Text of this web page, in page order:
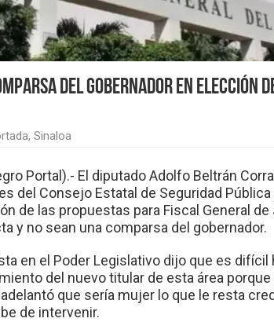
del gobernador en elección
, Sinaloa
Portal).- El diputado Adolfo Beltrán
del Consejo Estatal de Seguridad Pública
de las propuestas para Fiscal General
y no sean una comparsa del gobernador.
en el Poder Legislativo dijo que es difícil
del nuevo titular de esta área porque
que sería mujer lo que le resta
de intervenir.